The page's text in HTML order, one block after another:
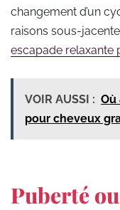
changement d’un
raisons sous-
escapade relaxante
VOIR AUSSI : Où
pour cheveux
Puberté